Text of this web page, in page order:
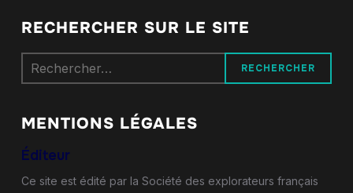
RECHERCHER SUR LE SITE
Rechercher :
MENTIONS LÉGALES
Éditeur
Ce site est édité par la Société des explorateurs français